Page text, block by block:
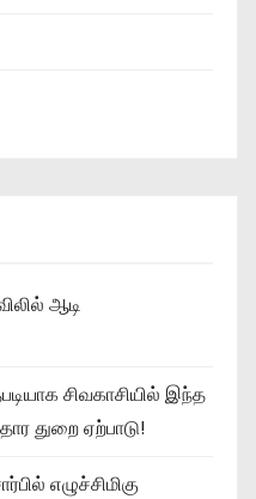
ஆடி
சிவகாசியில் இந்த
துறை ஏற்பாடு!
எழுச்சிமிகு